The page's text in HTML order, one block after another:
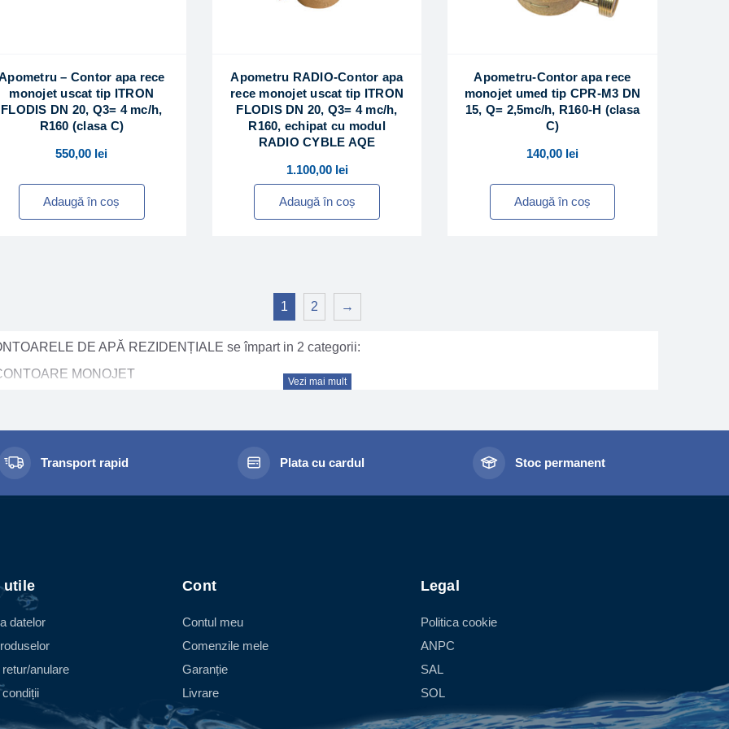
– Contor apa rece
monojet uscat tip ITRON
FLODIS DN 20, Q3= 4 mc/h,
R160 (clasa C)
550,00 lei
Adaugă în coș
Apometru RADIO-Contor apa
rece monojet uscat tip ITRON
FLODIS DN 20, Q3= 4 mc/h,
R160, echipat cu modul
RADIO CYBLE AQE
1.100,00 lei
Adaugă în coș
Apometru-Contor apa rece
monojet umed tip CPR-M3 DN
15, Q= 2,5mc/h, R160-H (clasa
C)
140,00 lei
Adaugă în coș
1 2 →
DE APĂ REZIDENȚIALE se împart in 2 categorii:
MONOJET
miscarea la mecanismul de citire, permitând masurarea volumului de apa ce trece prin contor. Viteza de
etansa. Transmisie directa de la turbina la angrenajul mecanismului numarator.
cu cadran uscat, cu mecanismul de citire complet separat de camera hidraulica printr-un perete etans. În
caz transmisia de la turbina la mecanismul de citire se face prin intermediul unui cuplaj magnetic.
MULTIJET
multijet este utilizat atât în sectorul rezidential, cât si în cel industrial. Principiul de functionare este de a
curgerea apei la intrare printr-o serie de orificii într-o capsula, numita distribuitor, în interiorul careia se afla o
Intrarea apei prin aceste orificii genereaza o serie de jeturi simetrice, care au functia de a mentine echilibrul
Vezi mai mult
Transport rapid Plata cu cardul Stoc permanent
utile
datelor
anulare
Cont
Contul meu
Comenzile mele
Garanție
Livrare
Legal
Politica cookie
ANPC
SAL
SOL